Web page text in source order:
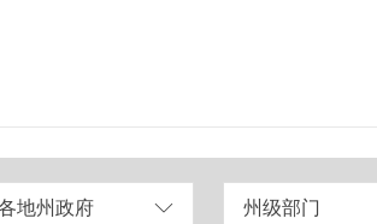
地州政府 州级部门